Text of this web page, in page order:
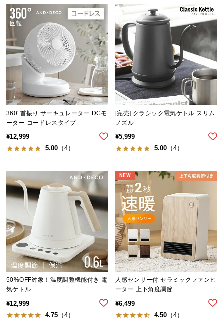
送
料
つ
い
て
大
型
商
品
の
配
つ
い
て
中
型
商
品
の
に
つ
360°首振り サーキュレーター DCモ
ーター コードレスタイプ
¥12,999
5.00 （4）
[完売] クラシック電気ケトル スリム
ノズル
¥5,999
5.00 （4）
50%OFF対象！温度調整機能付き 電
気ケトル
¥12,999
4.75 （4）
人感センサー付 セラミックファンヒ
ーター 上下角度調節
¥6,499
4.50 （4）
NEW